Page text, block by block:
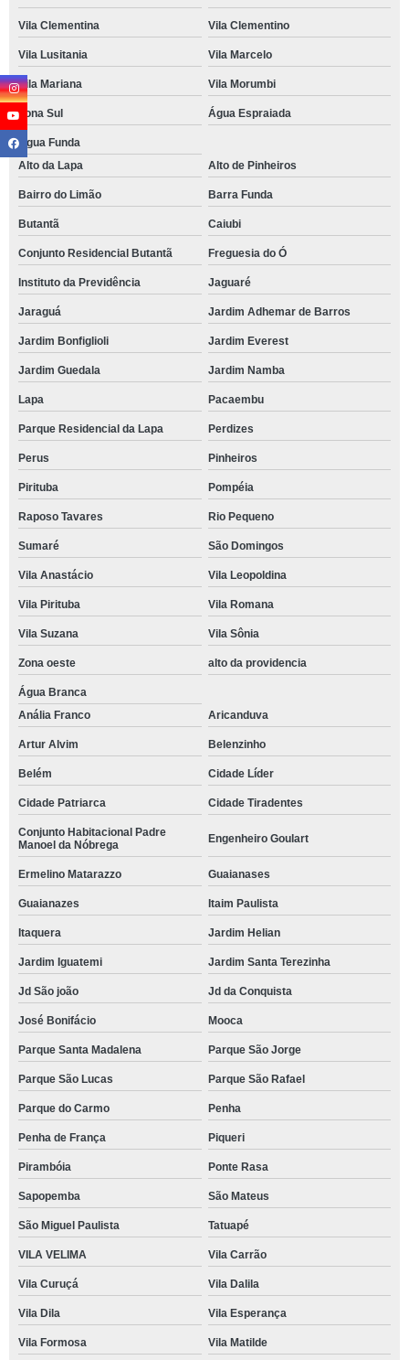
Vila Clementina Vila Clementino
Vila Lusitania Vila Marcelo
Vila Mariana Vila Morumbi
Zona Sul Água Espraiada
Água Funda
Alto da Lapa
Alto de Pinheiros
Bairro do Limão Barra Funda
Butantã Caiubi
Conjunto Residencial Butantã Freguesia do Ó
Instituto da Previdência Jaguaré
Jaraguá Jardim Adhemar de Barros
Jardim Bonfiglioli Jardim Everest
Jardim Guedala Jardim Namba
Lapa Pacaembu
Parque Residencial da Lapa Perdizes
Perus Pinheiros
Pirituba Pompéia
Raposo Tavares Rio Pequeno
Sumaré São Domingos
Vila Anastácio Vila Leopoldina
Vila Pirituba Vila Romana
Vila Suzana Vila Sônia
Zona oeste alto da providencia
Água Branca
Anália Franco
Aricanduva
Artur Alvim Belenzinho
Belém Cidade Líder
Cidade Patriarca Cidade Tiradentes
Conjunto Habitacional Padre
Manoel da Nóbrega
Engenheiro Goulart
Ermelino Matarazzo Guaianases
Guaianazes Itaim Paulista
Itaquera Jardim Helian
Jardim Iguatemi Jardim Santa Terezinha
Jd São joão Jd da Conquista
José Bonifácio Mooca
Parque Santa Madalena Parque São Jorge
Parque São Lucas Parque São Rafael
Parque do Carmo Penha
Penha de França Piqueri
Pirambóia Ponte Rasa
Sapopemba São Mateus
São Miguel Paulista Tatuapé
VILA VELIMA Vila Carrão
Vila Curuçá Vila Dalila
Vila Dila Vila Esperança
Vila Formosa Vila Matilde